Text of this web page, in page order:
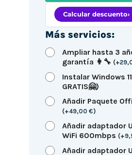
Más servicios:
Ampliar hasta 3
garantía 👩‍🔧 (+
Instalar Windows
GRATIS🤗)
Añadir Paquete
(+49,00 €)
Añadir adaptador
WiFi 600mbps (+
Añadir adaptador